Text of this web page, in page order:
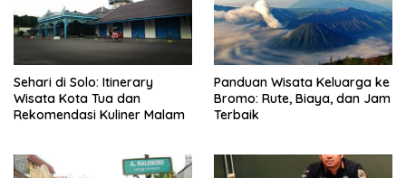
Sehari di Solo: Itinerary
Wisata Kota Tua dan
Rekomendasi Kuliner Malam
Panduan Wisata Keluarga ke
Bromo: Rute, Biaya, dan Jam
Terbaik